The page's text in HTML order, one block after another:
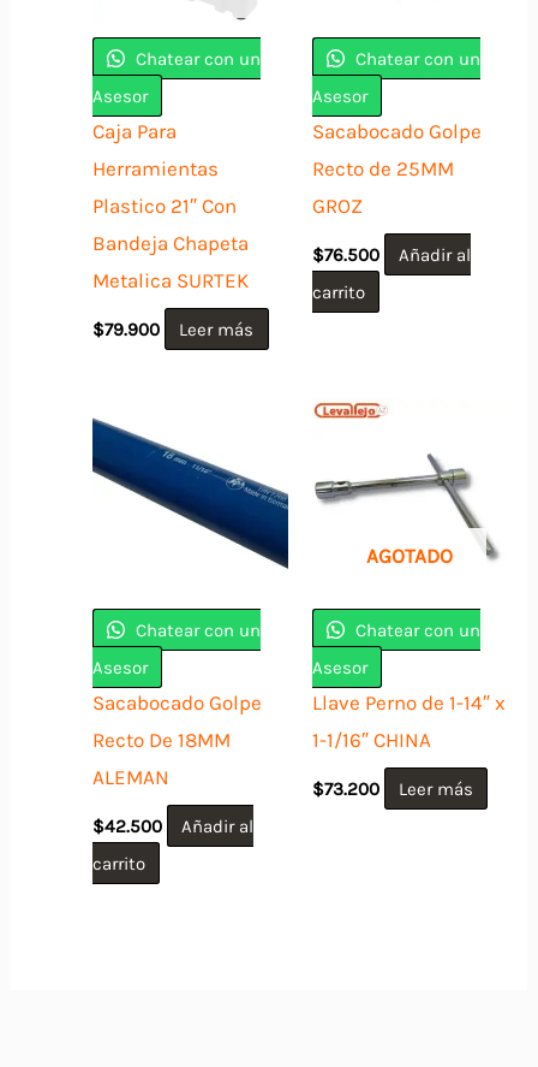
Chatear con un
Asesor
Caja Para
Herramientas
Plastico 21″ Con
Bandeja Chapeta
Metalica SURTEK
$79.900 Leer más
Chatear con un
Asesor
Sacabocado Golpe
Recto de 25MM
GROZ
$76.500
Añadir al
carrito
Chatear con un
Asesor
Sacabocado Golpe
Recto De 18MM
ALEMAN
$42.500
Añadir al
carrito
AGOTADO
Chatear con un
Asesor
Llave Perno de 1-14″ x
1-1/16″ CHINA
$73.200 Leer más